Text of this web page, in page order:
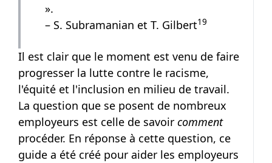
».
– S. Subramanian et T. GilbertNote de bas de
19
Il est clair que le moment est venu de faire
progresser la lutte contre le racisme,
l'équité et l'inclusion en milieu de travail.
La question que se posent de nombreux
employeurs est celle de savoir comment
procéder. En réponse à cette question, ce
guide a été créé pour aider les employeurs